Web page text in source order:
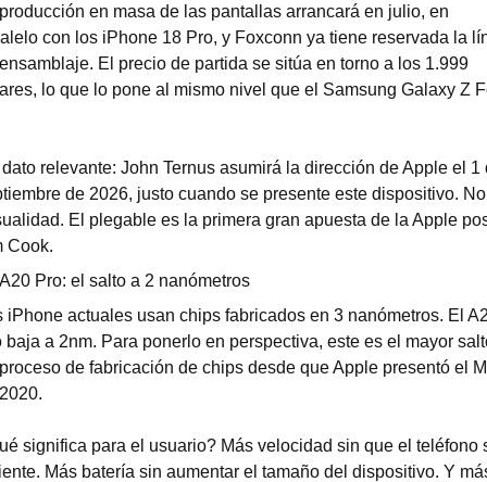
en masa de las pantallas arrancará en julio, en
con los iPhone 18 Pro, y Foxconn ya tiene reservada la
El precio de partida se sitúa en torno a los 1.999
lo que lo pone al mismo nivel que el Samsung Galaxy Z
relevante: John Ternus asumirá la dirección de Apple el 1
de 2026, justo cuando se presente este dispositivo.
El plegable es la primera gran apuesta de la Apple
Cook.
Pro: el salto a 2 nanómetros
iPhone actuales usan chips fabricados en 3 nanómetros. El
baja a 2nm. Para ponerlo en perspectiva, este es el mayor
de fabricación de chips desde que Apple presentó el
significa para el usuario? Más velocidad sin que el teléfono
Más batería sin aumentar el tamaño del dispositivo. Y